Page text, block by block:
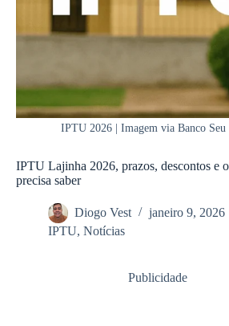
IPTU 2026 | Imagem via Banco
IPTU Lajinha 2026, prazos, descontos e
precisa saber
Diogo Vest
janeiro 9, 2026
IPTU, Notícias
Publicidade